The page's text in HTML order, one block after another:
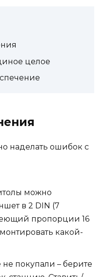
целое
наделать ошибок с
можно
в 2 DIN (7
пропорции 16
какой-
покупали – берите